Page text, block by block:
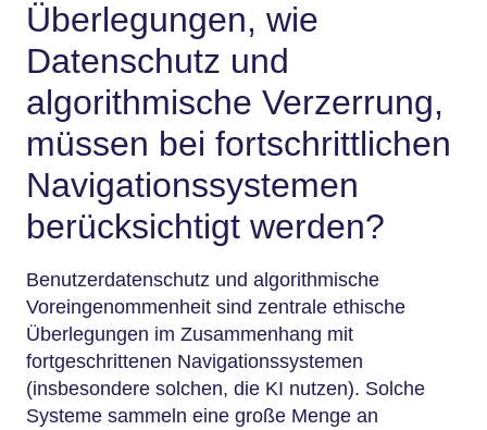
Überlegungen, wie
Datenschutz und
algorithmische Verzerrung,
müssen bei fortschrittlichen
Navigationssystemen
berücksichtigt werden?
Benutzerdatenschutz und algorithmische
Voreingenommenheit sind zentrale ethische
Überlegungen im Zusammenhang mit
fortgeschrittenen Navigationssystemen
(insbesondere solchen, die KI nutzen). Solche
Systeme sammeln eine große Menge an